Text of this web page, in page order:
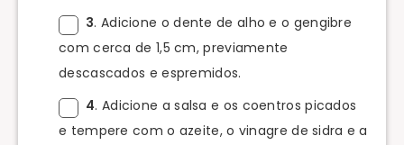
3. Adicione o dente de alho e o gengibre
com cerca de 1,5 cm, previamente
descascados e espremidos.
4. Adicione a salsa e os coentros picados
e tempere com o azeite, o vinagre de sidra e a